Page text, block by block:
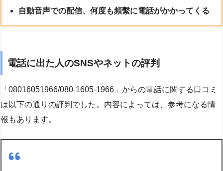
自動音声での配信、何度も頻繫に電話がかかってくる
電話に出た人のSNSやネットの評判
「08016051966/080-1605-1966」からの電話に関する口コミ
は以下の通りの評判でした。内容によっては、参考になる情
報もあります。